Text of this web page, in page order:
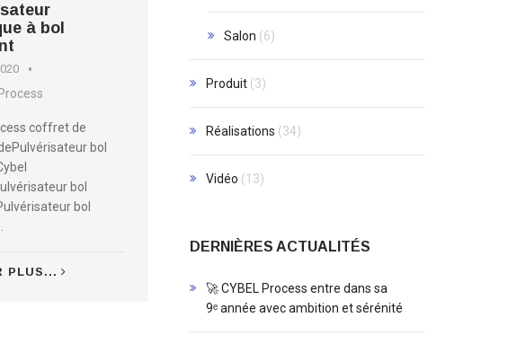
à bol
coffret de
bol
bol
bol
PLUS...
Salon (6)
Produit (3)
Réalisations (34)
Vidéo (13)
DERNIÈRES ACTUALITÉS
🚀 CYBEL Process entre dans sa
9ᵉ année avec ambition et sérénité